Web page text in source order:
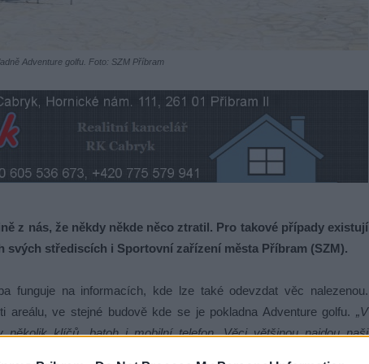
Adventure golfu. Foto: SZM Příbram
z nás, že někdy někde něco ztratil. Pro takové případy existují
svých střediscích i Sportovní zařízení města Příbram (SZM).
funguje na informacích, kde lze také odevzdat věc nalezenou.
areálu, ve stejné budově kde se je pokladna Adventure golfu. „V
klíčů, batoh i mobilní telefon. Věci většinou najdou naši
přijdou s nálezem i sami návštěvníci,“